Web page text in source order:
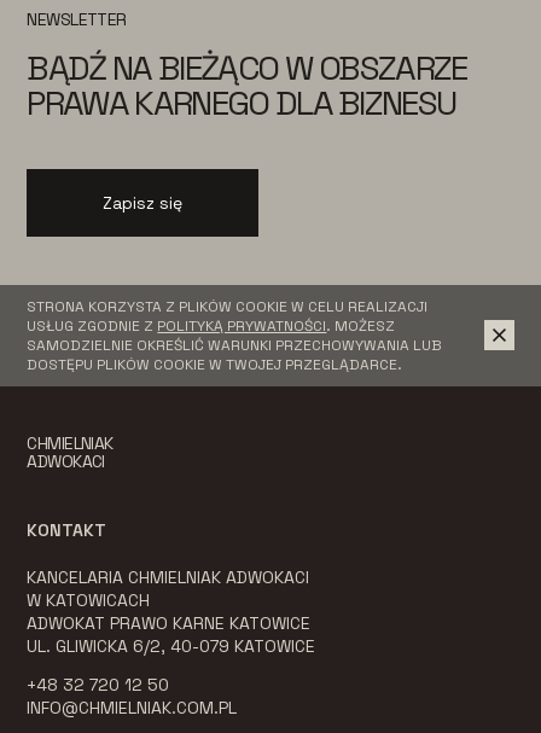
NEWSLETTER
BĄDŹ NA BIEŻĄCO W OBSZARZE
PRAWA KARNEGO DLA BIZNESU
Zapisz się
STRONA KORZYSTA Z PLIKÓW COOKIE W CELU REALIZACJI
USŁUG ZGODNIE Z POLITYKĄ PRYWATNOŚCI. MOŻESZ
SAMODZIELNIE OKREŚLIĆ WARUNKI PRZECHOWYWANIA LUB
DOSTĘPU PLIKÓW COOKIE W TWOJEJ PRZEGLĄDARCE.
CHMIELNIAK
ADWOKACI
KONTAKT
KANCELARIA CHMIELNIAK ADWOKACI
W KATOWICACH
ADWOKAT PRAWO KARNE KATOWICE
UL. GLIWICKA 6/2, 40-079 KATOWICE
+48 32 720 12 50
INFO@CHMIELNIAK.COM.PL